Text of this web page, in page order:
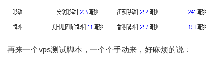
再来一个vps测试脚本，一个个手动来，好麻烦的说：